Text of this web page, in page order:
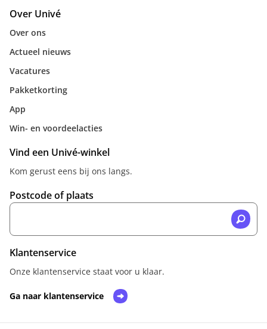
Over Univé
Over ons
Actueel nieuws
Vacatures
Pakketkorting
App
Win- en voordeelacties
Vind een Univé-winkel
Kom gerust eens bij ons langs.
Postcode of plaats
Klantenservice
Onze klantenservice staat voor u klaar.
Ga naar klantenservice